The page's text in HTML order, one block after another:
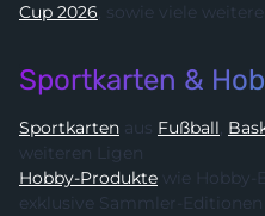
Cup 2026, sowie viele
Sportkarten &
Sportkarten aus Fußball,
weiteren Ligen
Hobby-Produkte
exklusive Sammler-Editionen